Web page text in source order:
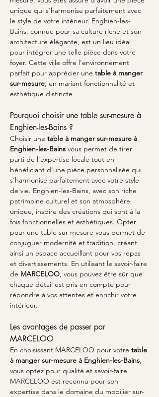
unique qui s'harmonise parfaitement avec
le style de votre intérieur. Enghien-les-
Bains, connue pour sa culture riche et son
architecture élégante, est un lieu idéal
pour intégrer une telle pièce dans votre
foyer. Cette ville offre l'environnement
parfait pour apprécier une table à manger
sur-mesure, en mariant fonctionnalité et
esthétique distincte.
Pourquoi choisir une table sur-mesure à
Enghien-les-Bains ?
Choisir une table à manger sur-mesure à
Enghien-les-Bains vous permet de tirer
parti de l'expertise locale tout en
bénéficiant d'une pièce personnalisée qui
s'harmonise parfaitement avec votre style
de vie. Enghien-les-Bains, avec son riche
patrimoine culturel et son atmosphère
unique, inspire des créations qui sont à la
fois fonctionnelles et esthétiques. Opter
pour une table sur-mesure vous permet de
conjuguer modernité et tradition, créant
ainsi un espace accueillant pour vos repas
et divertissements. En utilisant le savoir-faire
de MARCELOO, vous pouvez être sûr que
chaque détail est pris en compte pour
répondre à vos attentes et enrichir votre
intérieur.
Les avantages de passer par
MARCELOO
En choisissant MARCELOO pour votre table
à manger sur-mesure à Enghien-les-Bains,
vous optez pour qualité et savoir-faire.
MARCELOO est reconnu pour son
expertise dans le domaine du mobilier sur-